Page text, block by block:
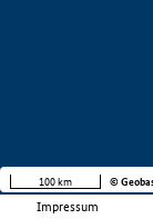
Impressum
100 km ©